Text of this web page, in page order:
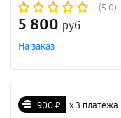
(5.0)
5 800 руб.
На заказ
900 ₽ х 3 платежа